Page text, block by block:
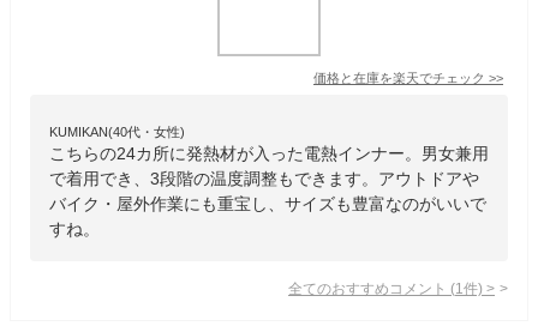
価格と在庫を楽天でチェック >>
KUMIKAN(40代・女性)
こちらの24カ所に発熱材が入った電熱インナー。男女兼用
で着用でき、3段階の温度調整もできます。アウトドアや
バイク・屋外作業にも重宝し、サイズも豊富なのがいいで
すね。
全てのおすすめコメント (1 件) >